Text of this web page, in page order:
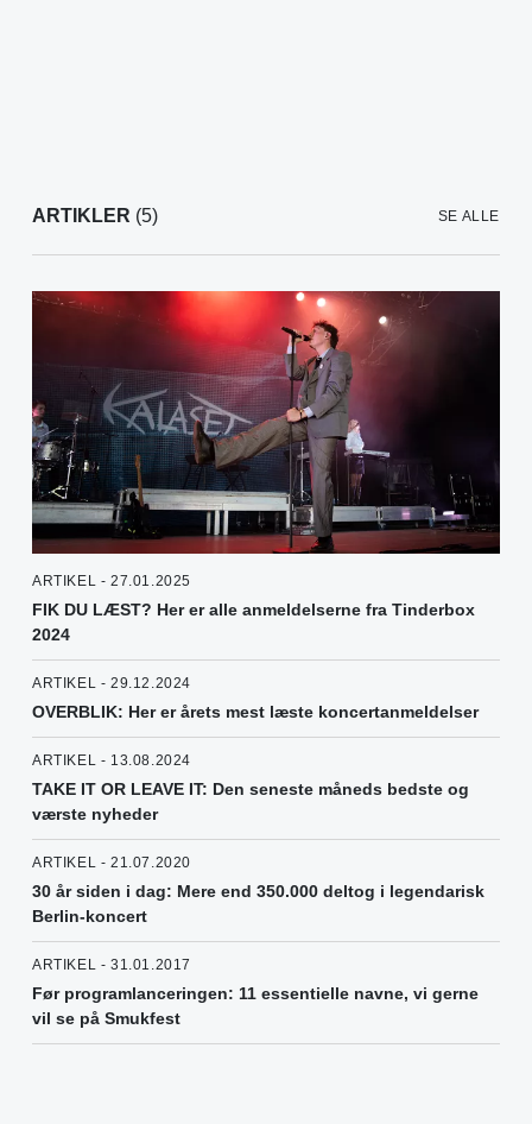
ARTIKLER (5) SE ALLE
ARTIKEL - 27.01.2025
FIK DU LÆST? Her er alle anmeldelserne fra Tinderbox
2024
ARTIKEL - 29.12.2024
OVERBLIK: Her er årets mest læste koncertanmeldelser
ARTIKEL - 13.08.2024
TAKE IT OR LEAVE IT: Den seneste måneds bedste og
værste nyheder
ARTIKEL - 21.07.2020
30 år siden i dag: Mere end 350.000 deltog i legendarisk
Berlin-koncert
ARTIKEL - 31.01.2017
Før programlanceringen: 11 essentielle navne, vi gerne
vil se på Smukfest